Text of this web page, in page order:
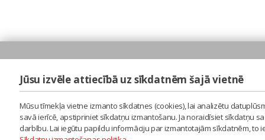
Jūsu izvēle attiecībā uz sīkdatnēm šajā vietnē
Mūsu tīmekļa vietne izmanto sīkdatnes (cookies), lai analizētu
savā ierīcē, apstipriniet sīkdatņu izmantošanu. Ja noraidīsiet sīkdatņu
darbību. Lai iegūtu papildu informāciju par izmantotajām sīkdatnēm,